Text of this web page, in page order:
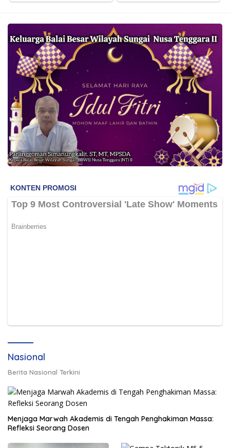
Nasional
Berita Nasional Terkini
Menjaga Marwah Akademis di Tengah Penghakiman Massa:
Refleksi Seorang Dosen